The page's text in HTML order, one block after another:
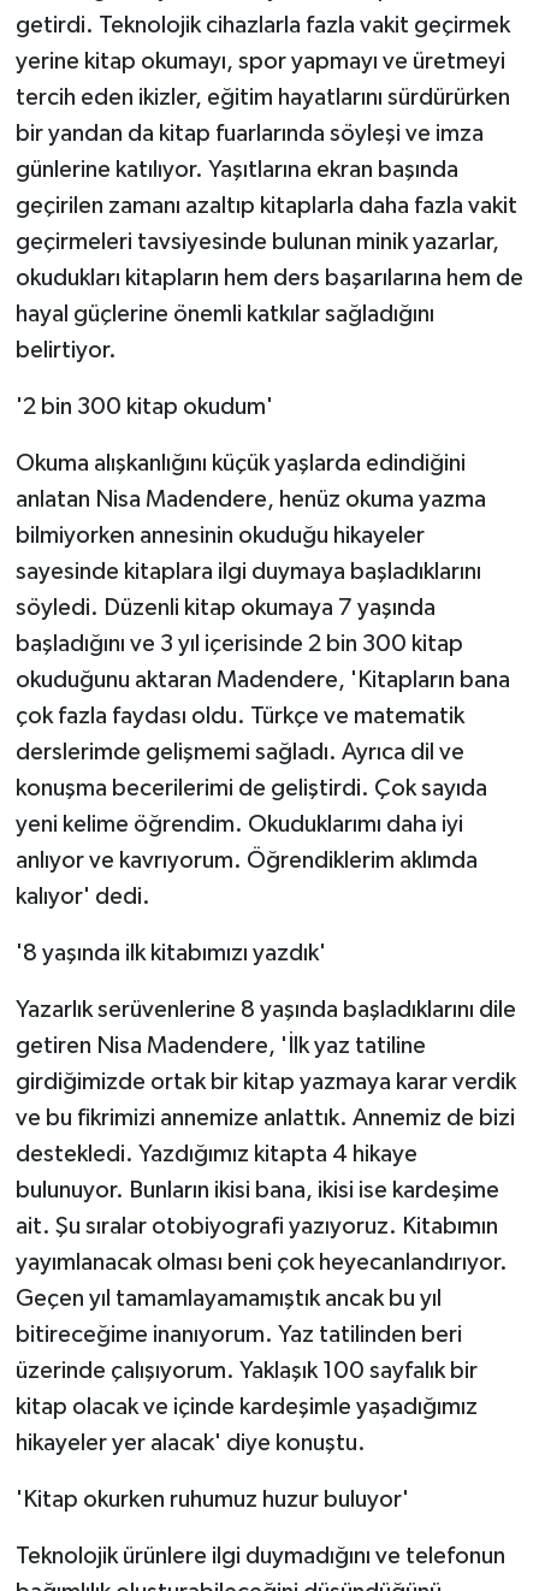
getirdi. Teknolojik cihazlarla fazla vakit geçirmek
yerine kitap okumayı, spor yapmayı ve üretmeyi
tercih eden ikizler, eğitim hayatlarını sürdürürken
bir yandan da kitap fuarlarında söyleşi ve imza
günlerine katılıyor. Yaşıtlarına ekran başında
geçirilen zamanı azaltıp kitaplarla daha fazla vakit
geçirmeleri tavsiyesinde bulunan minik yazarlar,
okudukları kitapların hem ders başarılarına hem de
hayal güçlerine önemli katkılar sağladığını
belirtiyor.
'2 bin 300 kitap okudum'
Okuma alışkanlığını küçük yaşlarda edindiğini
anlatan Nisa Madendere, henüz okuma yazma
bilmiyorken annesinin okuduğu hikayeler
sayesinde kitaplara ilgi duymaya başladıklarını
söyledi. Düzenli kitap okumaya 7 yaşında
başladığını ve 3 yıl içerisinde 2 bin 300 kitap
okuduğunu aktaran Madendere, 'Kitapların bana
çok fazla faydası oldu. Türkçe ve matematik
derslerimde gelişmemi sağladı. Ayrıca dil ve
konuşma becerilerimi de geliştirdi. Çok sayıda
yeni kelime öğrendim. Okuduklarımı daha iyi
anlıyor ve kavrıyorum. Öğrendiklerim aklımda
kalıyor' dedi.
'8 yaşında ilk kitabımızı yazdık'
Yazarlık serüvenlerine 8 yaşında başladıklarını dile
getiren Nisa Madendere, 'İlk yaz tatiline
girdiğimizde ortak bir kitap yazmaya karar verdik
ve bu fikrimizi annemize anlattık. Annemiz de bizi
destekledi. Yazdığımız kitapta 4 hikaye
bulunuyor. Bunların ikisi bana, ikisi ise kardeşime
ait. Şu sıralar otobiyografi yazıyoruz. Kitabımın
yayımlanacak olması beni çok heyecanlandırıyor.
Geçen yıl tamamlayamamıştık ancak bu yıl
bitireceğime inanıyorum. Yaz tatilinden beri
üzerinde çalışıyorum. Yaklaşık 100 sayfalık bir
kitap olacak ve içinde kardeşimle yaşadığımız
hikayeler yer alacak' diye konuştu.
'Kitap okurken ruhumuz huzur buluyor'
Teknolojik ürünlere ilgi duymadığını ve telefonun